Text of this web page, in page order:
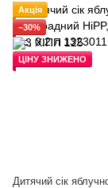
Акція
−30%
ЦІНУ ЗНИЖЕНО
Дитячий сiк